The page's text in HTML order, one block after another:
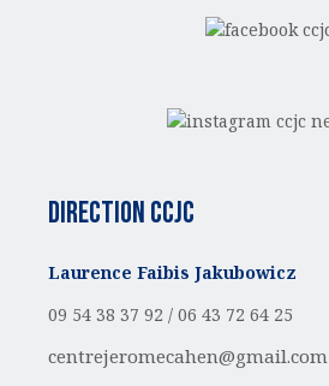
Direction CCJC
Laurence Faibis Jakubowicz
09 54 38 37 92 / 06 43 72 64 25
centrejeromecahen@gmail.com